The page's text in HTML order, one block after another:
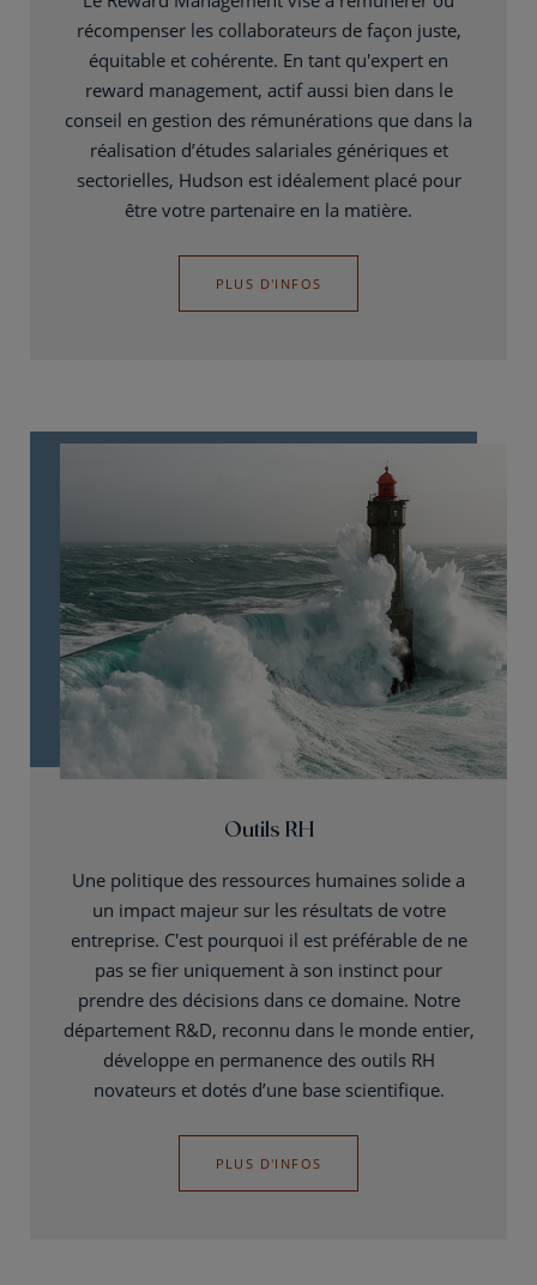
récompenser les collaborateurs de façon juste,
équitable et cohérente. En tant qu'expert en
reward management, actif aussi bien dans le
conseil en gestion des rémunérations que dans la
réalisation d’études salariales génériques et
sectorielles, Hudson est idéalement placé pour
être votre partenaire en la matière.
PLUS D'INFOS
Outils RH
Une politique des ressources humaines solide a
un impact majeur sur les résultats de votre
entreprise. C'est pourquoi il est préférable de ne
pas se fier uniquement à son instinct pour
prendre des décisions dans ce domaine. Notre
département R&D, reconnu dans le monde entier,
développe en permanence des outils RH
novateurs et dotés d’une base scientifique.
PLUS D'INFOS